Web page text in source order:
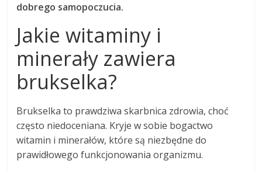
dobrego samopoczucia.
Jakie witaminy i
minerały zawiera
brukselka?
Brukselka to prawdziwa skarbnica zdrowia, choć
często niedoceniana. Kryje w sobie bogactwo
witamin i minerałów, które są niezbędne do
prawidłowego funkcjonowania organizmu.